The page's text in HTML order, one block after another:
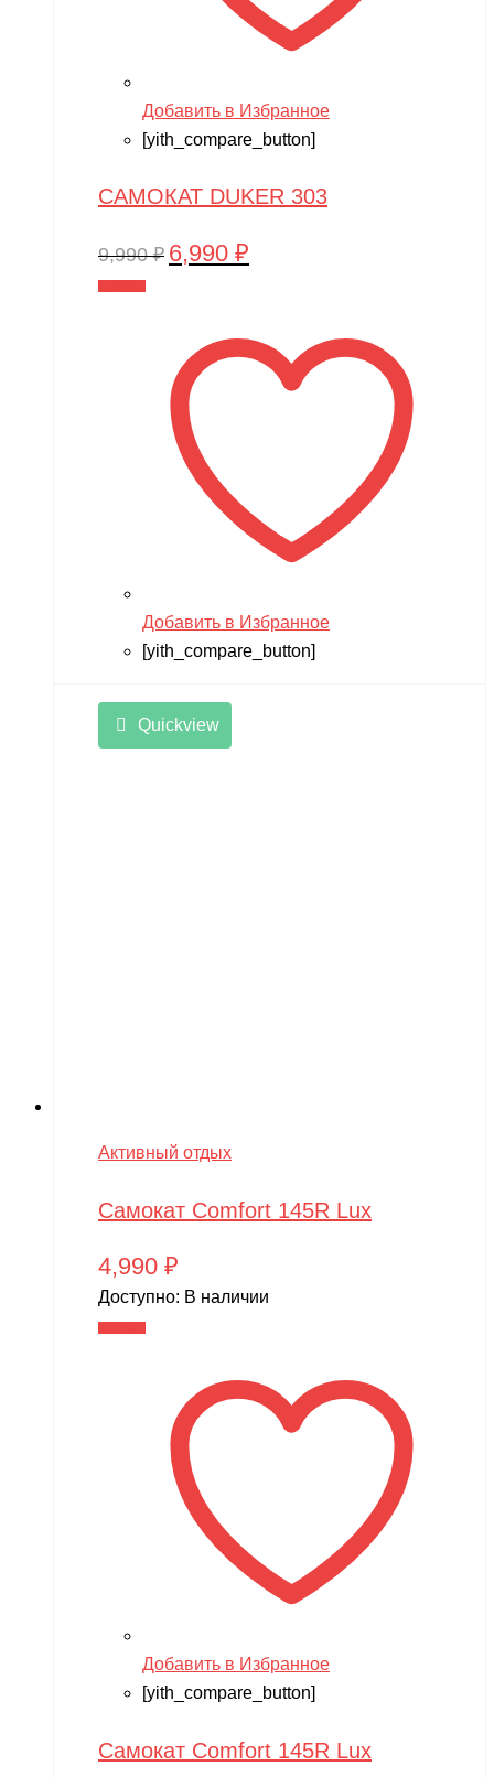
Добавить в Избранное
[yith_compare_button]
САМОКАТ DUKER 303
9,990₽ Первоначальная
9,990 ₽.
6,990 ₽
Добавить в Избранное
[yith_compare_button]
Quickview
Активный отдых
Самокат Comfort 145R Lux
4,990 ₽
Доступно: В наличии
Добавить в Избранное
[yith_compare_button]
Самокат Comfort 145R Lux